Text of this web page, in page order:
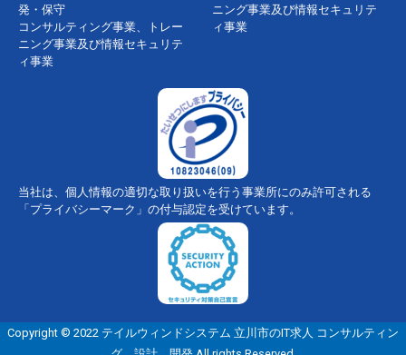
発・保守
コンサルティング事業、トレー
ニング事業及び情報セキュリテ
ィ事業
ニング事業及び情報セキュリテ
ィ事業
当社は、個人情報の適切な取り扱いを行う事業所にのみ許可される
「プライバシーマーク」の付与認定を受けています。
Copyright © 2022 テイルウィンドシステム 立川市のIT求人 コンサルティン